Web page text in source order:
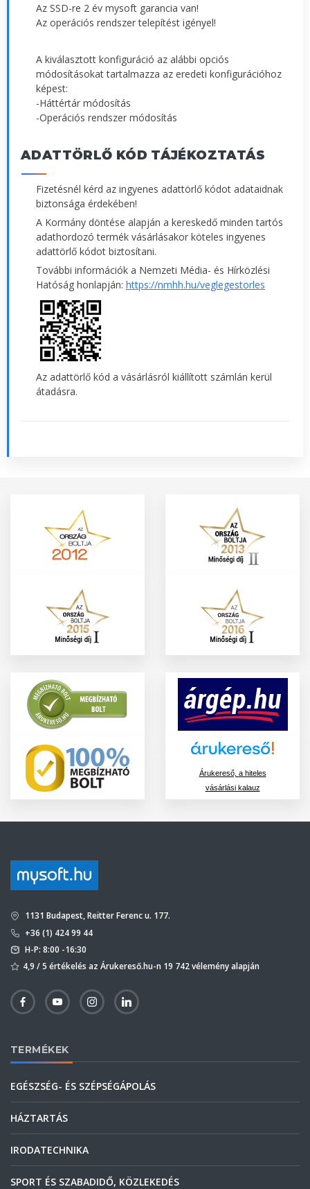
Az SSD-re 2 év mysoft garancia van!
Az operációs rendszer telepítést igényel!
A kiválasztott konfiguráció az alábbi opciós
módosításokat tartalmazza az eredeti konfigurációhoz
képest:
-Háttértár módosítás
-Operációs rendszer módosítás
ADATTÖRLŐ KÓD TÁJÉKOZTATÁS
Fizetésnél kérd az ingyenes adattörlő kódot adataidnak
biztonsága érdekében!
A Kormány döntése alapján a kereskedő minden tartós
adathordozó termék vásárlásakor köteles ingyenes
adattörlő kódot biztosítani.
További információk a Nemzeti Média- és Hírközlési
Hatóság honlapján: https://nmhh.hu/veglegestorles
Az adattörlő kód a vásárlásról kiállított számlán kerül
átadásra.
Árukereső, a hiteles
vásárlási kalauz
1131 Budapest, Reitter Ferenc u. 177.
+36 (1) 424 99 44
H-P: 8:00 -16:30
4,9 / 5 értékelés az Árukereső.hu-n 19 742 vélemény alapján
TERMÉKEK
EGÉSZSÉG- ÉS SZÉPSÉGÁPOLÁS
HÁZTARTÁS
IRODATECHNIKA
SPORT ÉS SZABADIDŐ, KÖZLEKEDÉS